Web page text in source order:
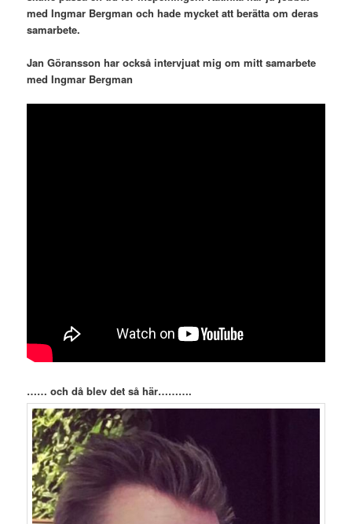
med Ingmar Bergman och hade mycket att berätta om deras
samarbete.
Jan Göransson har också intervjuat mig om mitt samarbete
med Ingmar Bergman
…… och då blev det så här……….